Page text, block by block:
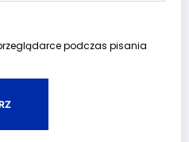
podczas pisania